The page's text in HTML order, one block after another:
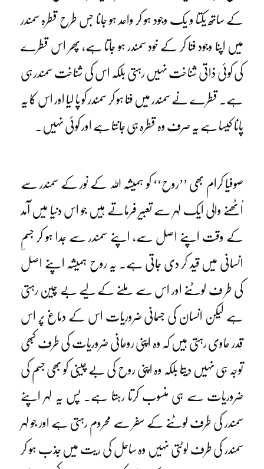
کے ساتھ یکتا و یک وجود ہو کر واحد ہو جانا جس طرح قطرہ سمندر
میں اپنا وجود فنا کر کے خود سمندر ہو جاتا ہے، پھر اس قطرے
کی کوئی ذاتی شناخت نہیں رہتی بلکہ اس کی شناخت سمندر ہی
ہے۔ قطرے نے سمندر میں فنا ہو کر سمندر کو پا لیا اور اس کا یہ
پانا کیسا ہے یہ صرف وہ قطرہ ہی جانتا ہے اور کوئی نہیں۔
صوفیا کرام بھی ’’روح‘‘ کو ہمیشہ اللہ کے نور کے سمندر سے
اُٹھنے والی ایک لہر سے تعبیر فرماتے ہیں جو اس دنیا میں آمد
کے وقت اپنے اصل سے، اپنے سمندر سے جدا ہو کر جسمِ
انسانی میں قید کر دی جاتی ہے۔ یہ روح ہمیشہ اپنے اصل
کی طر ف لوٹنے اور اس سے ملنے کے لیے بے چین رہتی
ہے لیکن انسان کی جسمانی ضروریات اس کے دماغ پر اس
قدر حاوی رہتی ہیں کہ وہ اپنی روحانی ضروریات کی طرف کبھی
توجہ ہی نہیں دیتا بلکہ وہ اپنی روح کی بے چینی کو بھی جسم کی
ضروریات سے ہی منسوب کرتا رہتا ہے۔ پس یہ لہر اپنے
سمندر کی طرف لوٹنے کے سفر سے محروم رہتی ہے اور جو لہر
سمندر کی طرف لوٹتی نہیں وہ ساحل کی ریت میں جذب ہو کر